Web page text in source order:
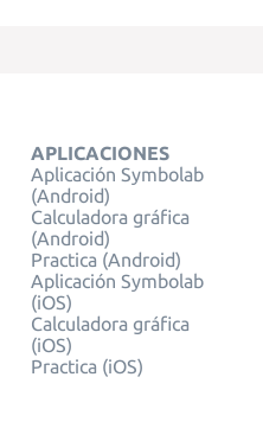
APLICACIONES
Aplicación Symbolab
(Android)
Calculadora gráfica
(Android)
Practica (Android)
Aplicación Symbolab
(iOS)
Calculadora gráfica
(iOS)
Practica (iOS)